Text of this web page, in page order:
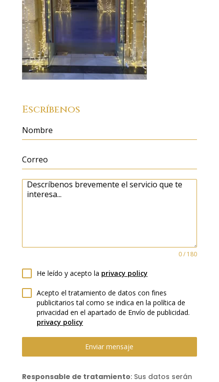
Escríbenos
0 / 180
He leído y acepto la privacy policy
Acepto el tratamiento de datos con fines
publicitarios tal como se indica en la política de
privacidad en el apartado de Envío de publicidad.
privacy policy
Enviar mensaje
Responsable de tratamiento: Sus datos serán